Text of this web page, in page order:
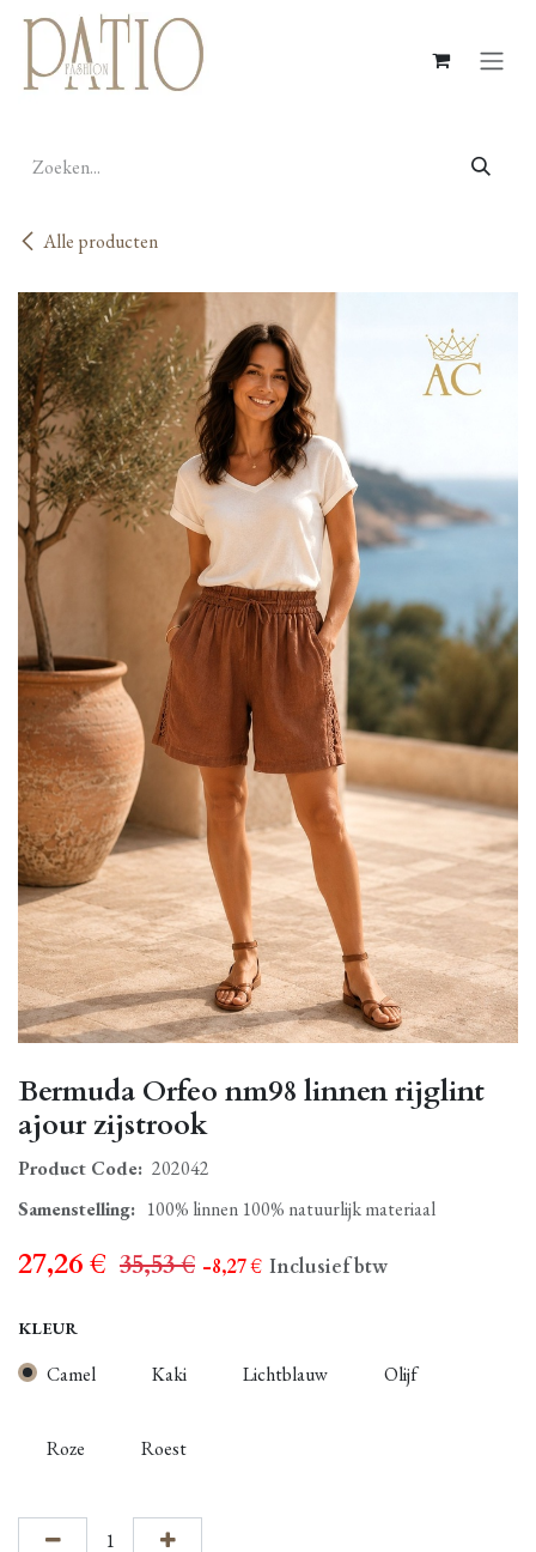
Overslaan naar inhoud
Alle producten
Bermuda Orfeo nm98 linnen rijglint
ajour zijstrook
Product Code: 202042
Samenstelling: 100% linnen 100% natuurlijk materiaal
27,26€ 35,53€ - 8,27€ Inclusief btw
KLEUR
Camel Kaki Lichtblauw Olijf
Roze Roest